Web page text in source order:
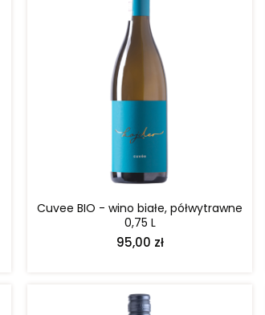
Cuvee BIO - wino białe, półwytrawne
0,75 L
95,00 zł
DO KOSZYKA